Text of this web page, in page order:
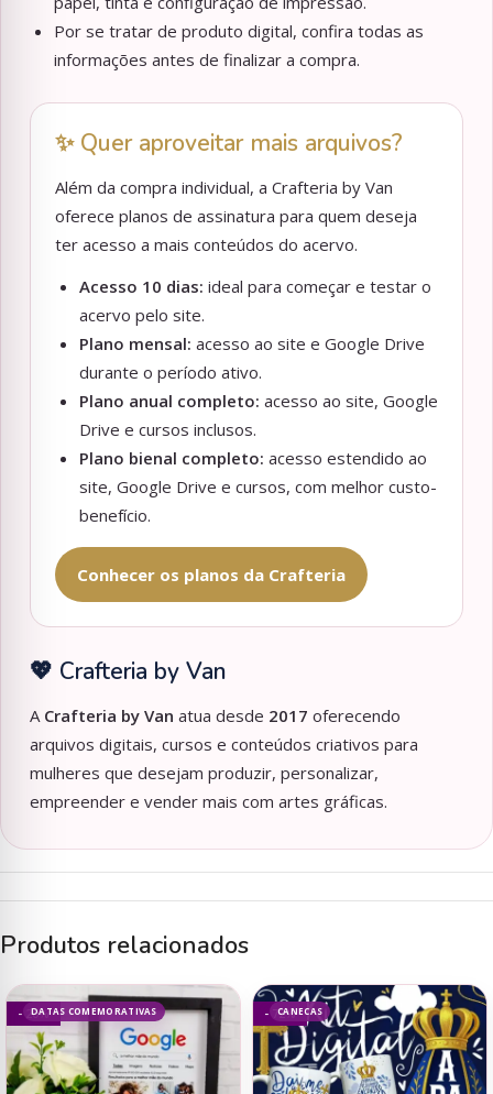
Por se tratar de produto digital, confira todas as
informações antes de finalizar a compra.
✨ Quer aproveitar mais arquivos?
Além da compra individual, a Crafteria by Van
oferece planos de assinatura para quem deseja
ter acesso a mais conteúdos do acervo.
Acesso 10 dias: ideal para começar e testar o
acervo pelo site.
Plano mensal: acesso ao site e Google Drive
durante o período ativo.
Plano anual completo: acesso ao site, Google
Drive e cursos inclusos.
Plano bienal completo: acesso estendido ao
site, Google Drive e cursos, com melhor custo-
benefício.
Conhecer os planos da Crafteria
💖 Crafteria by Van
A Crafteria by Van atua desde 2017 oferecendo
arquivos digitais, cursos e conteúdos criativos para
mulheres que desejam produzir, personalizar,
empreender e vender mais com artes gráficas.
Produtos relacionados
DATAS COMEMORATIVAS
- 20% CANECAS
- 72%